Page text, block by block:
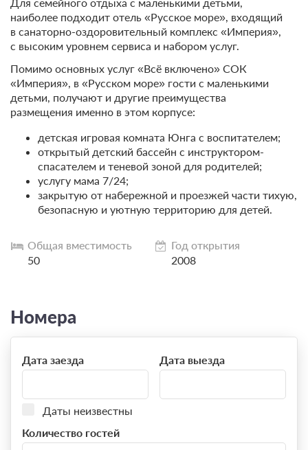
наиболее подходит отель «Русское море», входящий
в санаторно-оздоровительный комплекс «Империя»,
с высоким уровнем сервиса и набором услуг.
Помимо основных услуг «Всё включено» СОК
«Империя», в «Русском море» гости с маленькими
детьми, получают и другие преимущества
размещения именно в этом корпусе:
детская игровая комната Юнга с воспитателем;
открытый детский бассейн с инструктором-
спасателем и теневой зоной для родителей;
услугу мама 7/24;
закрытую от набережной и проезжей части тихую,
безопасную и уютную территорию для детей.
Общая вместимость
50
Год открытия
2008
Номера
Дата заезда Дата выезда
Даты неизвестны
Количество гостей